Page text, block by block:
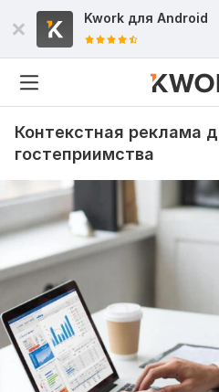
Kwork для Android
Контекстная реклама
гостеприимства